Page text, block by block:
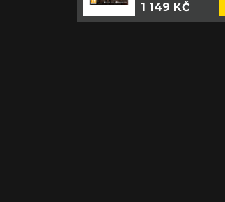
1 149 KČ